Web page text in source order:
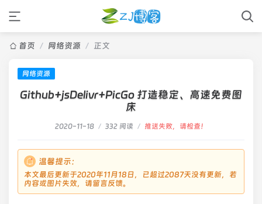
首页 / 网络资源 / 正文
网络资源
Github+jsDelivr+PicGo 打造稳定、高速免费图
床
2020-11-18 / 332 阅读 / 推送失败，请检查！
温馨提示：
本文最后更新于2020年11月18日，已超过2087天没有更新，若
内容或图片失效，请留言反馈。